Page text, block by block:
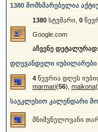
1380 მომხმარებელია
1380სტუმარი, 0
Google.com
აჩვენე დეტალურად:
დღევანდელი იუბილარები
4წევრია დღეს
marmari(56), maikona(
საეკლესიო კალენდარი
მნიშვნელოვანი